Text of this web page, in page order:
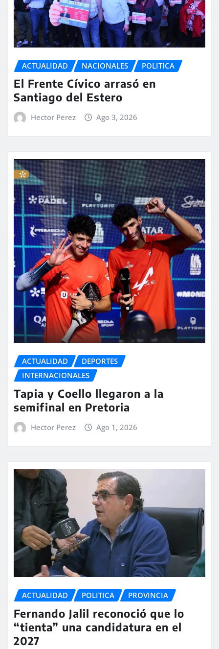
ACTUALIDAD NACIONALES POLITICA
El Frente Cívico arrasó en
Santiago del Estero
Hector Perez Ago 3, 2026
ACTUALIDAD
DEPORTES
INTERNACIONALES
Tapia y Coello llegaron a la
semifinal en Pretoria
Hector Perez Ago 1, 2026
ACTUALIDAD POLITICA PROVINCIA
Fernando Jalil reconoció que lo
“tienta” una candidatura en el
2027